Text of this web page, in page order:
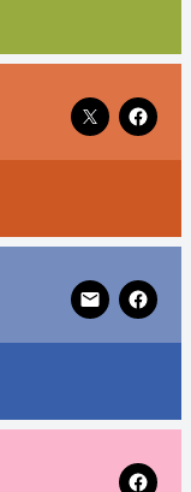
Follow XR
Follow XR
Follow